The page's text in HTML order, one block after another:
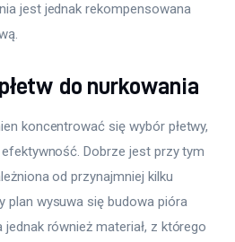
jest jednak rekompensowana
do nurkowania
koncentrować się wybór płetwy,
Dobrze jest przy tym
od przynajmniej kilku
plan wysuwa się budowa pióra
jednak również materiał, z którego